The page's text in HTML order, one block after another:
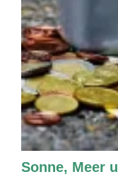
Sonne, Meer